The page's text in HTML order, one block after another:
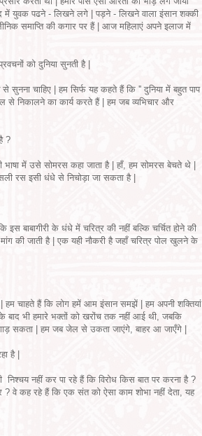
में युवक पढने - लिखने लगे | पड़ने - लिखने वाला इंसान शक्की
समाप्ति की कगार पर हैं | आज महिलाएं अपने इलाज में
को दुनिया सुनती है |
सुनना चाहिए | हम सिर्फ यह कहते हैं कि '' दुनिया में बहुत पाप
से निकालने का कार्य करते हैं | हम जब व्यभिचार और
?
में उसे सोमरस कहा जाता है | हाँ, हम सोमरस बेचते थे |
रस इसी धंधे से निचोड़ा जा सकता है |
बाबागीरी के धंधे में चरित्र की नहीं बल्कि चर्चित होने की
की जाती है | एक यही नौकरी है जहाँ चरित्र पोल खुलने के
हम चाहते हैं कि लोग हमें आम इंसान समझें | हम अपनी शक्तियां
बाद भी हमारे भक्तों को खरोंच तक नहीं आई थी, जबकि
सकता | हम जब जेल से उकता जाएंगे, बाहर आ जाएँगे |
है |
नहीं कर पा रहे हैं कि विरोध किस बात पर करना है ?
? वे कह रहे हैं कि एक संत को ऐसा काम शोभा नहीं देता, यह